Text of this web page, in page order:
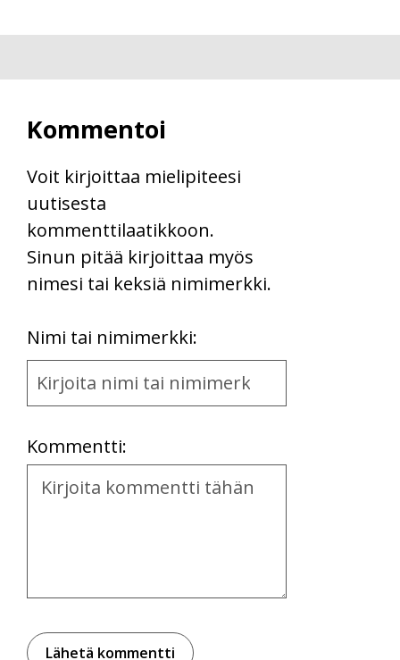
Kommentoi
Voit kirjoittaa mielipiteesi
uutisesta
kommenttilaatikkoon.
Sinun pitää kirjoittaa myös
nimesi tai keksiä nimimerkki.
Nimi tai nimimerkki:
Name
and
Kommentti:
Kommentti